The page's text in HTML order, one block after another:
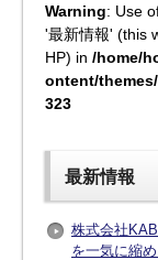
Warning: Use
'最新情報' (this
HP) in /home/
ontent/
323
最新情報
株式会社
を一気に縮